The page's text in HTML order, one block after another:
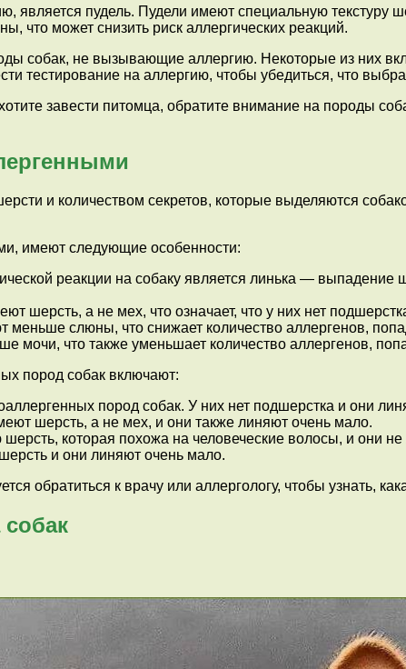
пудель. Пудели имеют специальную текстуру
что может снизить риск аллергических реакций.
собак, не вызывающие аллергию. Некоторые из них
тестирование на аллергию, чтобы убедиться, что
завести питомца, обратите внимание на породы
и количеством секретов, которые выделяются
имеют следующие особенности:
реакции на собаку является линька —
шерсть, а не мех, что означает, что у них нет
слюны, что снижает количество аллергенов,
мочи, что также уменьшает количество аллергенов,
пород собак включают:
пород собак. У них нет подшерстка и они
шерсть, а не мех, и они также линяют очень мало.
которая похожа на человеческие волосы, и они не
и они линяют очень мало.
обратиться к врачу или аллергологу, чтобы узнать,